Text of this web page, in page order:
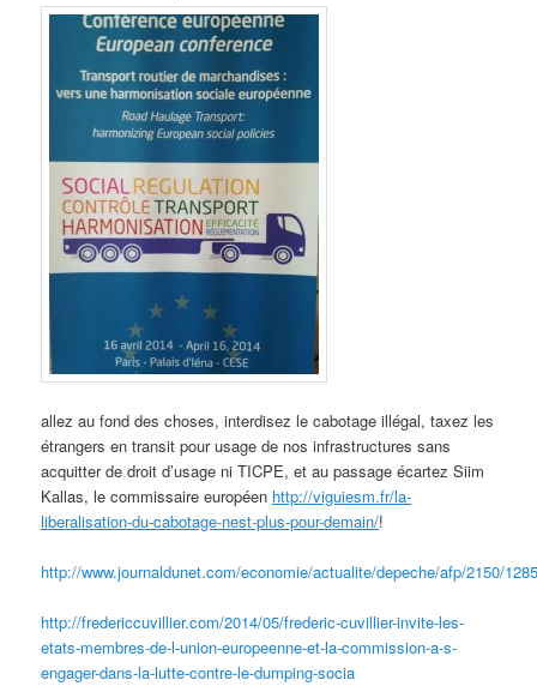
allez au fond des choses, interdisez le cabotage illégal, taxez les
étrangers en transit pour usage de nos infrastructures sans
acquitter de droit d’usage ni TICPE, et au passage écartez Siim
Kallas, le commissaire européen http://viguiesm.fr/la-
liberalisation-du-cabotage-nest-plus-pour-demain/!
http://www.journaldunet.com/economie/actualite/depeche/afp/2150/
http://fredericcuvillier.com/2014/05/frederic-cuvillier-invite-les-
etats-membres-de-l-union-europeenne-et-la-commission-a-s-
engager-dans-la-lutte-contre-le-dumping-socia